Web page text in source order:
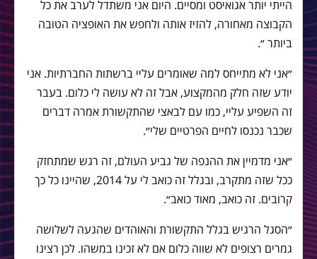
הייתי יותר אגואיסט ומסיים. היום אני משתדל לערב את כל
הקבוצה מאחורה, להזיז אותה ולחפש את האופציה הטובה
ביותר ״.
״אני לא מתייחס למה שאומרים עליי ברשתות החברתיות. אני
יודע שזה חלק מהמקצוע, אבל זה לא עושה לי כלום. בעבר
זה השפיע עליי, כמו עם לבאצי שהתקשורת אמרה דברים
שכבר נכנסו לחיים הפרטיים שלי״.
״אני מדמיין את ההנפה של גביע העולם, זה רגש שמתחזק
ככל שזה מתקרב, ובגלל זה כואב לי על 2014, שהיינו כל כך
קרובים. זה כואב, מאוד כואב״.
״הסגל הרגיש בגלל התקשורת והאוהדים שהגעה לשלושה
גמרים רצופים לא שווה כלום אם לא זכינו במשהו. לכן רצינו